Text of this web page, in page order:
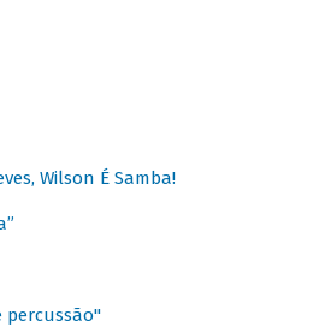
Wilson É Samba!
percussão"